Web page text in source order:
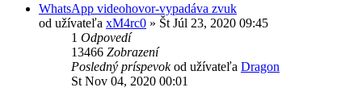
WhatsApp videohovor-vypadáva zvuk
od užívateľa xM4rc0 » Št Júl 23, 2020 09:45
1 Odpovedí
13466 Zobrazení
Posledný príspevokod užívateľa Dragon
St Nov 04, 2020 00:01